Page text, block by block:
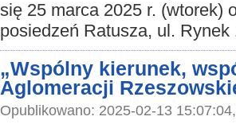
się 25 marca 2025 r. (wtorek)
posiedzeń Ratusza, ul. Rynek
„Wspólny kierunek,
Aglomeracji
Opublikowano: 2025-02-13